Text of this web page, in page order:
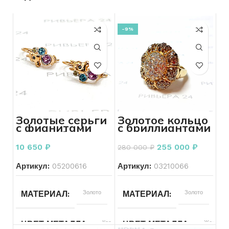
Золотые серьги
с фианитами
585 проба 1,42
грамм
10 650 ₽
Артикул: 05200616
МАТЕРИАЛ Золото
ЦВЕТ МЕТАЛЛА Красный
-9%
Золотое кольцо
с бриллиантами
585 пробы 16.46
грамм
280 000₽ 255 000 ₽
Артикул: 03210066
МАТЕРИАЛ Золото
ЦВЕТ МЕТАЛЛА Желтый